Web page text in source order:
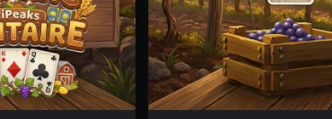
a
k
s
S
o
i